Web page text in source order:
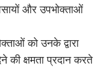
और उपभोक्ताओं
को उनके द्वारा
की क्षमता प्रदान करते